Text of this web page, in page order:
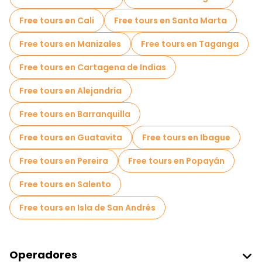
Free tours en Cali
Free tours en Santa Marta
Free tours en Manizales
Free tours en Taganga
Free tours en Cartagena de Indias
Free tours en Alejandría
Free tours en Barranquilla
Free tours en Guatavita
Free tours en Ibague
Free tours en Pereira
Free tours en Popayán
Free tours en Salento
Free tours en Isla de San Andrés
Operadores